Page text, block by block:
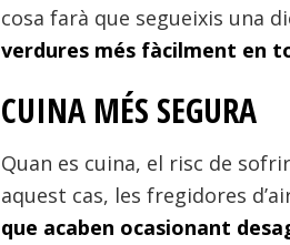
cosa farà que segueixis una
verdures més fàcilment en
CUINA MÉS SEGURA
Quan es cuina, el risc de
aquest cas, les fregidores
que acaben ocasionant